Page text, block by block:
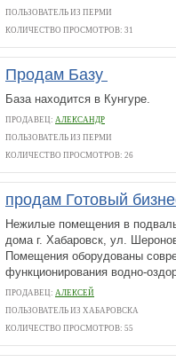
ПОЛЬЗОВАТЕЛЬ ИЗ ПЕРМИ
КОЛИЧЕСТВО ПРОСМОТРОВ: 31
Продам Базу
База находится в Кунгуре.
ПРОДАВЕЦ: АЛЕКСАНДР
ПОЛЬЗОВАТЕЛЬ ИЗ ПЕРМИ
КОЛИЧЕСТВО ПРОСМОТРОВ: 26
продам Готовый
Нежилые помещения в
дома г. Хабаровск, ул.
Помещения оборудованы
функционирования водно-
ПРОДАВЕЦ: АЛЕКСЕЙ
ПОЛЬЗОВАТЕЛЬ ИЗ ХАБАРОВСКА
КОЛИЧЕСТВО ПРОСМОТРОВ: 55